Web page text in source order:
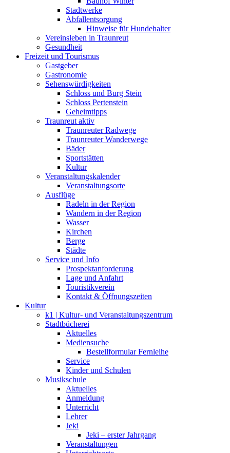
Stadtwerke
Abfallentsorgung
Hinweise für Hundehalter
Vereinsleben in Traunreut
Gesundheit
Freizeit und Tourismus
Gastgeber
Gastronomie
Sehenswürdigkeiten
Schloss und Burg Stein
Schloss Pertenstein
Geheimtipps
Traunreut aktiv
Traunreuter Radwege
Traunreuter Wanderwege
Bäder
Sportstätten
Kultur
Veranstaltungskalender
Veranstaltungsorte
Ausflüge
Radeln in der Region
Wandern in der Region
Wasser
Kirchen
Berge
Städte
Service und Info
Prospektanforderung
Lage und Anfahrt
Touristikverein
Kontakt & Öffnungszeiten
Kultur
k1 | Kultur- und Veranstaltungszentrum
Stadtbücherei
Aktuelles
Mediensuche
Bestellformular Fernleihe
Service
Kinder und Schulen
Musikschule
Aktuelles
Anmeldung
Unterricht
Lehrer
Jeki
Jeki – erster Jahrgang
Veranstaltungen